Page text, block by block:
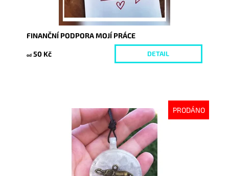
FINANČNÍ PODPORA MOJÍ PRÁCE
od 50 Kč DETAIL
PRODÁNO
Vyprodáno
4224